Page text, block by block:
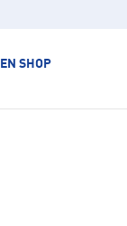
SHOP